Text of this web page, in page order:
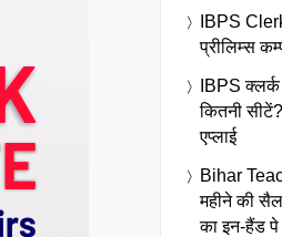
IBPS
प्रीलिम्स
IBPS
कितनी
एप्लाई
Bihar
महीने की
का इन-हैंड